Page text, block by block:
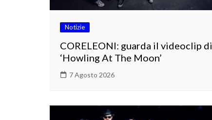
Notizie
CORELEONI: guarda il videoclip di
‘Howling At The Moon’
7 Agosto 2026